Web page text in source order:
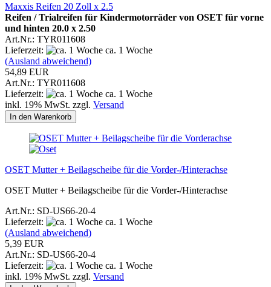
Maxxis Reifen 20 Zoll x 2.5
Reifen / Trialreifen für Kindermotorräder von OSET für vorne
und hinten 20.0 x 2.50
Art.Nr.: TYR011608
Lieferzeit:
ca. 1 Woche
(Ausland abweichend)
54,89 EUR
Art.Nr.: TYR011608
Lieferzeit:
ca. 1 Woche
inkl. 19% MwSt. zzgl. Versand
In den Warenkorb
OSET Mutter + Beilagscheibe für die Vorder-/Hinterachse
OSET Mutter + Beilagscheibe für die Vorder-/Hinterachse
Art.Nr.: SD-US66-20-4
Lieferzeit:
ca. 1 Woche
(Ausland abweichend)
5,39 EUR
Art.Nr.: SD-US66-20-4
Lieferzeit:
ca. 1 Woche
inkl. 19% MwSt. zzgl. Versand